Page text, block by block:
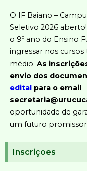
O IF Baiano –
Seletivo 2026
o 9º ano do Ensino
ingressar nos
médio. As
envio dos
edital para o email
oportunidade de
um futuro
Inscrições